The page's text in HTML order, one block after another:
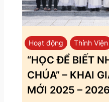
Hoạt động Thỉnh Viện
“HỌC ĐỂ BIẾT
CHÚA” – KHAI
MỚI 2025 – 2026